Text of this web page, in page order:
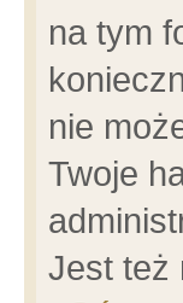
na tym
nie
Twoje
Jest też